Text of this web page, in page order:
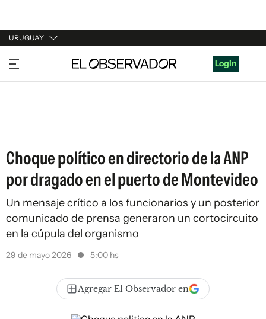
URUGUAY
URUGUAY
ARGENTINA
Login
Choque político en directorio de la ANP
por dragado en el puerto de Montevideo
Un mensaje crítico a los funcionarios y un posterior
comunicado de prensa generaron un cortocircuito
en la cúpula del organismo
29 de mayo 2026 5:00 hs
Agregar El Observador en